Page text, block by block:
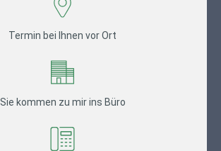
Termin bei Ihnen vor Ort
Sie kommen zu mir ins Büro